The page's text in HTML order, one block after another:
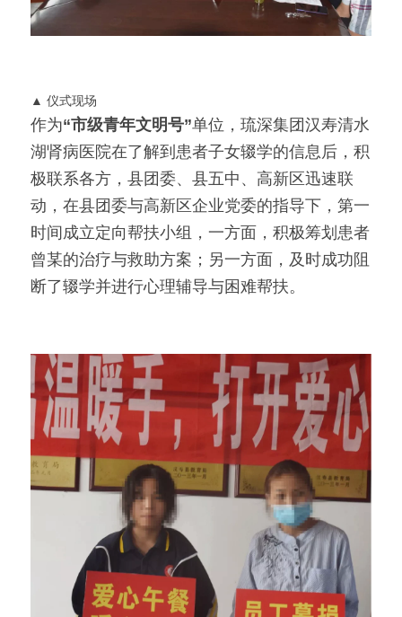
▲ 仪式现场
作为“市级青年文明号”单位，琉深集团汉寿清水
湖肾病医院在了解到患者子女辍学的信息后，积
极联系各方，县团委、县五中、高新区迅速联
动，在县团委与高新区企业党委的指导下，第一
时间成立定向帮扶小组，一方面，积极筹划患者
曾某的治疗与救助方案；另一方面，及时成功阻
断了辍学并进行心理辅导与困难帮扶。